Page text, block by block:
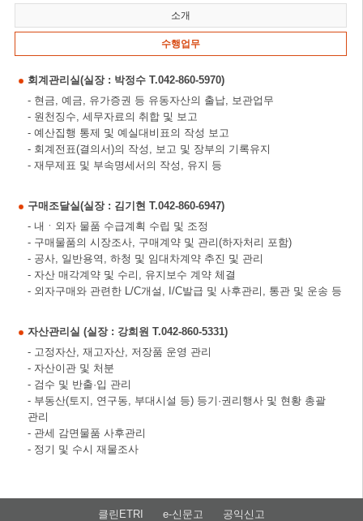
소개
수행업무
회계관리실(실장 : 박정수 T.042-860-5970)
- 현금, 예금, 유가증권 등 유동자산의 출납, 보관업무
- 원천징수, 세무자료의 취합 및 보고
- 예산집행 통제 및 예실대비표의 작성 보고
- 회계전표(결의서)의 작성, 보고 및 장부의 기록유지
- 재무제표 및 부속명세서의 작성, 유지 등
구매조달실(실장 : 김기현 T.042-860-6947)
- 내ㆍ외자 물품 수급계획 수립 및 조정
- 구매물품의 시장조사, 구매계약 및 관리(하자처리 포함)
- 공사, 일반용역, 하청 및 임대차계약 추진 및 관리
- 자산 매각계약 및 수리, 유지보수 계약 체결
- 외자구매와 관련한 L/C개설, I/C발급 및 사후관리, 통관 및 운송 등
자산관리실 (실장 : 강희원 T.042-860-5331)
- 고정자산, 재고자산, 저장품 운영 관리
- 자산이관 및 처분
- 검수 및 반출·입 관리
- 부동산(토지, 연구동, 부대시설 등) 등기·권리행사 및 현황 총괄
관리
- 관세 감면물품 사후관리
- 정기 및 수시 재물조사
클린ETRI e-신문고 공익신고